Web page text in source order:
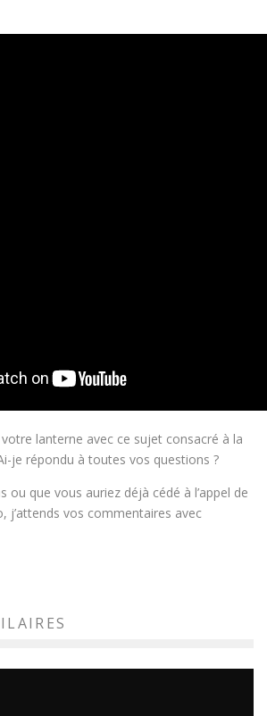
votre lanterne avec ce sujet consacré à la
je répondu à toutes vos questions ?
ou que vous auriez déjà cédé à l’appel de
j’attends vos commentaires avec